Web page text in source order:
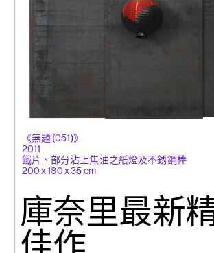
庫奈里最新
佳作
《無題 (051)》
2011
鐵片、部分沾上焦油之紙燈及不銹鋼棒
200 x 180 x 35 cm